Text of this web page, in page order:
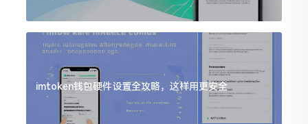
imtoken钱包硬件设置全攻略，这样用更安全